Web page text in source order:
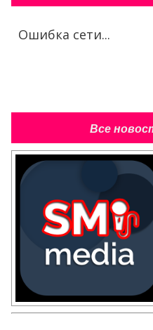
Ошибка сети...
Все